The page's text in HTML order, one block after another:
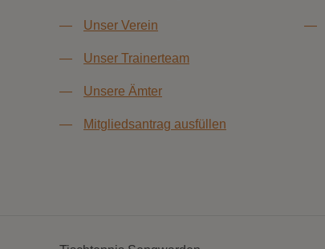
— Unser Verein
— Unser Trainerteam
— Unsere Ämter
— Mitgliedsantrag ausfüllen
—